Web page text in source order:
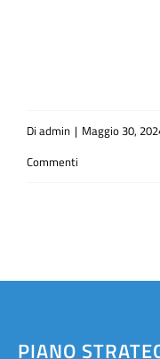
Di admin | Maggio 30,
Commenti
PIANO